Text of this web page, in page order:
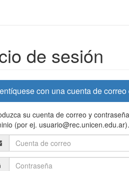
de sesión
con una cuenta de
su cuenta de correo y
(por ej. usuario@rec.unicen.edu.ar).